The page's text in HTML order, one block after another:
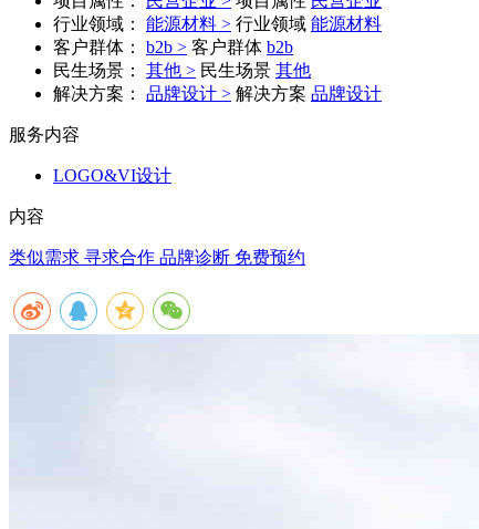
行业领域：
能源材料 > 行业领域 能源材料
客户群体：
b2b > 客户群体 b2b
民生场景：
其他 > 民生场景 其他
解决方案：
品牌设计 > 解决方案 品牌设计
服务内容
LOGO&VI设计
内容
类似需求 寻求合作 品牌诊断 免费预约